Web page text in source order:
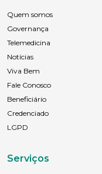
Quem somos
Governança
Telemedicina
Notícias
Viva Bem
Fale Conosco
Beneficiário
Credenciado
LGPD
Serviços